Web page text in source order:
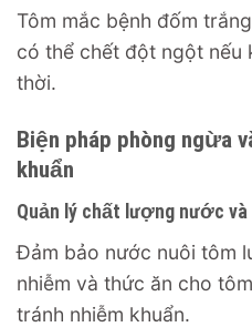
Tôm mắc bệnh đốm
có thể chết đột ngột
thời.
Biện pháp phòng ngừa
khuẩn
Quản lý chất lượng nước
Đảm bảo nước nuôi tôm
nhiễm và thức ăn cho
tránh nhiễm khuẩn.